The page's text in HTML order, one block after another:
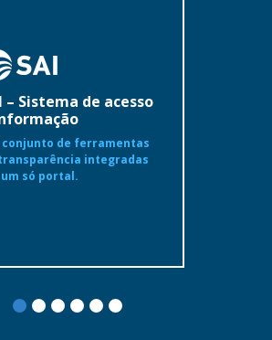
– Sistema de acesso
conjunto de ferramentas
integradas
só portal.